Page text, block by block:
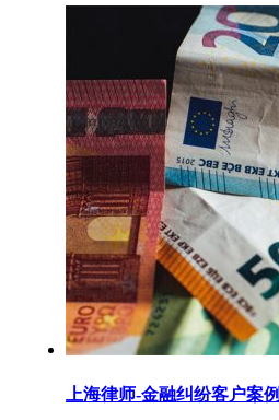
上海律师-金融纠纷客户案例